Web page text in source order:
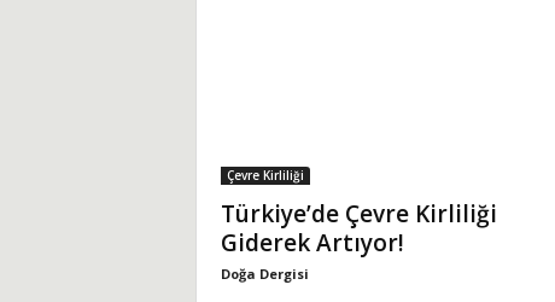
Çevre Kirliliği
Türkiye’de Çevre Kirliliği
Giderek Artıyor!
Doğa Dergisi